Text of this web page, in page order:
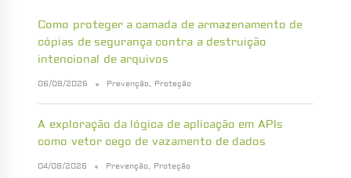
Como proteger a camada de armazenamento de
cópias de segurança contra a destruição
intencional de arquivos
06/08/2026 Prevenção, Proteção
A exploração da lógica de aplicação em APIs
como vetor cego de vazamento de dados
04/08/2026 Prevenção, Proteção